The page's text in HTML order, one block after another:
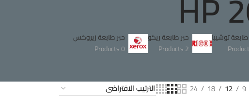
توشيبا
حبر طابعة ريكو
2 Products
حبر طابعة زيروكس
0 Products
9
12
18
24